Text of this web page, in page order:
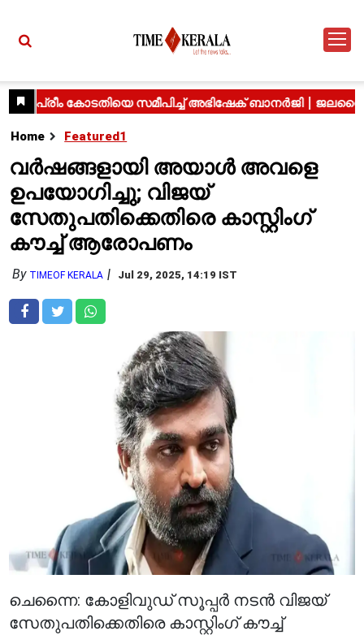
Home Featured1
വർഷങ്ങളായി അയാൾ അവളെ
ഉപയോഗിച്ചു; വിജയ്
സേതുപതിക്കെതിരെ കാസ്റ്റിംഗ്
കൗച്ച് ആരോപണം
By TIMEOF KERALA Jul 29, 2025, 14:19 IST
ചെന്നൈ: കോളിവുഡ് സൂപ്പർ നടൻ വിജയ്
സേതുപതിക്കെതിരെ കാസ്റ്റിംഗ് കൗച്ച്